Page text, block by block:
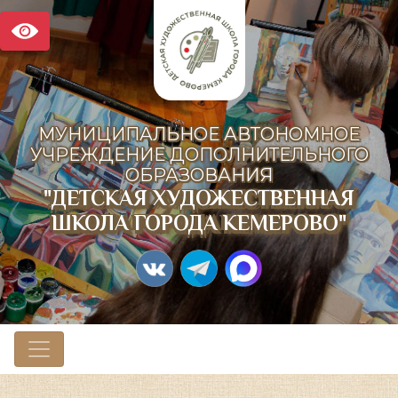
МУНИЦИПАЛЬНОЕ АВТОНОМНОЕ
УЧРЕЖДЕНИЕ ДОПОЛНИТЕЛЬНОГО
ОБРАЗОВАНИЯ
"ДЕТСКАЯ ХУДОЖЕСТВЕННАЯ
ШКОЛА ГОРОДА КЕМЕРОВО"